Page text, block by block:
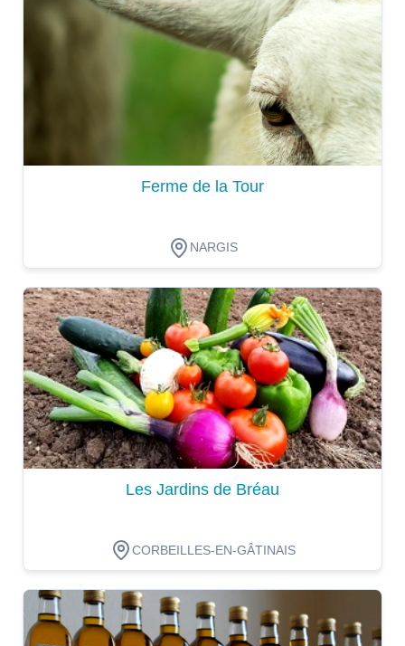
Dégustation
Ferme de la Tour
NARGIS
Dégustation
Les Jardins de Bréau
CORBEILLES-EN-GÂTINAIS
Dégustation